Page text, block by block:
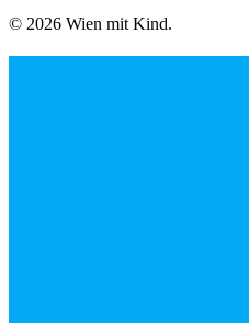
© 2026 Wien mit Kind.